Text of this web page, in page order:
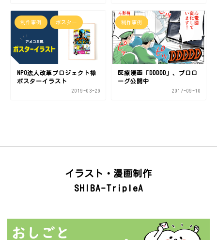
制作事例 ポスター
NPO法人改革プロジェクト様
ポスターイラスト
2019-03-26
制作事例
医療漫画「DDDDD」、プロロ
ーグ公開中
2017-09-10
イラスト・漫画制作
SHIBA-TripleA